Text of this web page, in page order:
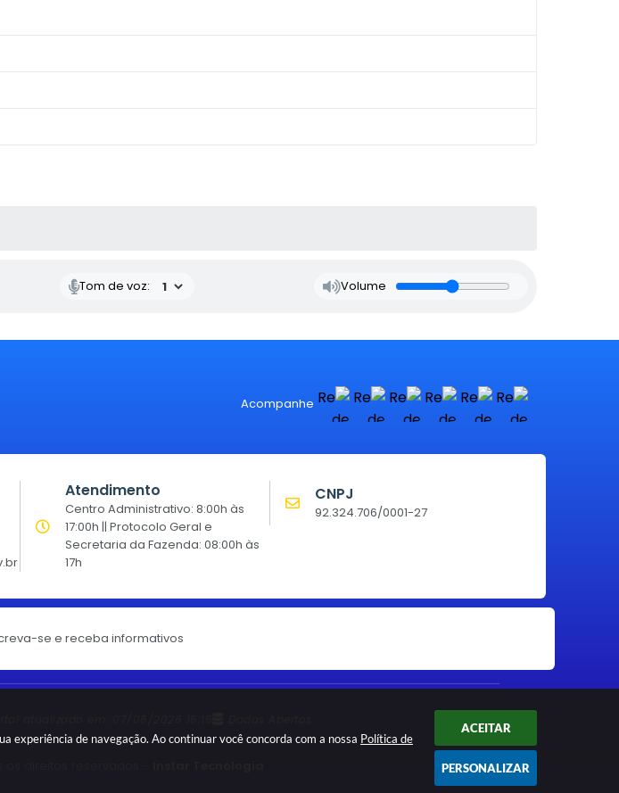
experiência de navegação. Ao continuar você concorda com a nossa Política de
ACEITAR
PERSONALIZAR
Tom de voz: Volume
se e receba informativos
Acompanhe
Atendimento
Centro Administrativo: 8:00h às
17:00h || Protocolo Geral e
Secretaria da Fazenda: 08:00h às
17h
CNPJ
92.324.706/0001-27